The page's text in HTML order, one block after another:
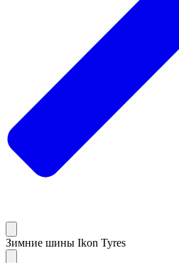
Зимние шины Ikon Tyres